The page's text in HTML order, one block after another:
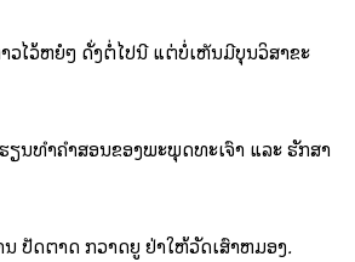
ວໄວ້ຫຍໍ້ໆ ດັ່ງຕໍ່ໄປນີ້ ແຕ່ບໍ່ເຫັນມີບຸນວິສາຂະ
ຽນທໍາຄໍາສອນຂອງພະພຸດທະເຈົ້າ ແລະ ຮັກສາ
ປັດຕາດ ກວາດ​ຍູ ຢ່າໃຫ້ວັດເສົ້າຫມອງ.